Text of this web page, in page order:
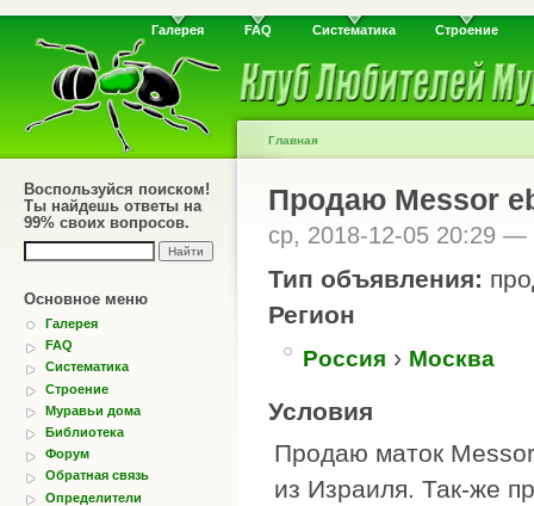
Галерея FAQ Систематика Строение
Воспользуйся поиском!
Ты найдешь ответы на
99% своих вопросов.
Основное меню
Галерея
FAQ
Систематика
Строение
Муравьи дома
Библиотека
Форум
Обратная связь
Определители
Главная
Продаю Messor
ср, 2018-12-05 20:29 —
Тип объявления:
Регион
Россия › Москва
Условия
Продаю маток
из Израиля. Так-же